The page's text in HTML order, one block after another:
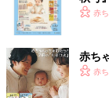
いっ
赤
赤ち
赤